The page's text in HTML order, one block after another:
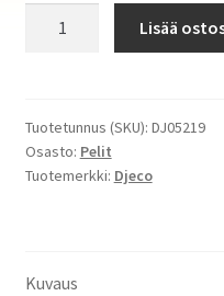
Lisää
Tuotetunnus (SKU): DJ05219
Osasto: Pelit
Tuotemerkki: Djeco
Kuvaus